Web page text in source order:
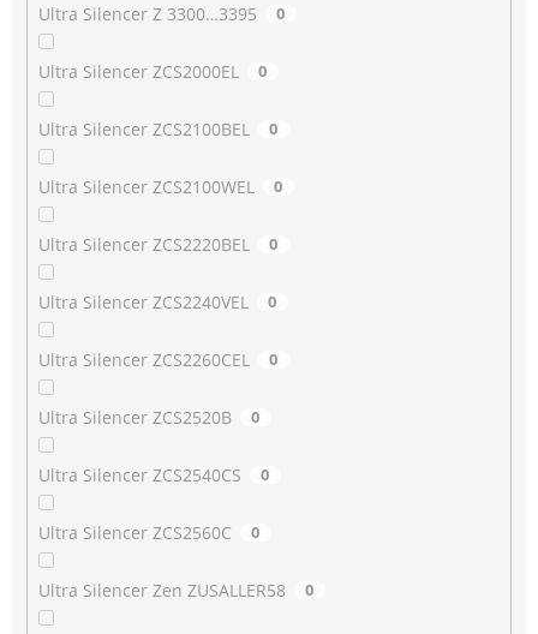
Ultra Silencer Z 3300…3395 0
Ultra Silencer ZCS2000EL 0
Ultra Silencer ZCS2100BEL 0
Ultra Silencer ZCS2100WEL 0
Ultra Silencer ZCS2220BEL 0
Ultra Silencer ZCS2240VEL 0
Ultra Silencer ZCS2260CEL 0
Ultra Silencer ZCS2520B 0
Ultra Silencer ZCS2540CS 0
Ultra Silencer ZCS2560C 0
Ultra Silencer Zen ZUSALLER58 0